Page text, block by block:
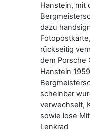
Hanstein, mit
dazu
rückseitig
dem Porsche
Hanstein
scheinbar
verwechselt,
sowie lose
Lenkrad